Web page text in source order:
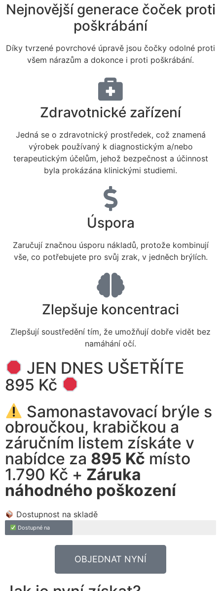
Nejnovější generace čoček proti
poškrábání
Díky tvrzené povrchové úpravě jsou čočky odolné proti
všem nárazům a dokonce i proti poškrábání.
Zdravotnické zařízení
Jedná se o zdravotnický prostředek, což znamená
výrobek používaný k diagnostickým a/nebo
terapeutickým účelům, jehož bezpečnost a účinnost
byla prokázána klinickými studiemi.
Úspora
Zaručují značnou úsporu nákladů, protože kombinují
vše, co potřebujete pro svůj zrak, v jedněch brýlích.
Zlepšuje koncentraci
Zlepšují soustředění tím, že umožňují dobře vidět bez
namáhání očí.
JEN DNES UŠETŘÍTE
895 Kč
Samonastavovací brýle s
obroučkou, krabičkou a
záručním listem získáte v
nabídce za 895 Kč místo
1.790 Kč + Záruka
náhodného poškození
Dostupnost na skladě
Dostupné na
OBJEDNAT NYNÍ